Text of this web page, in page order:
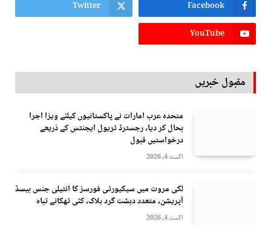
Facebook
Twitter
YouTube
مقبول خبریں
متحدہ عرب امارات نے پاکستانیوں کیلئے ویزا اجرا
بحال کر دیا، رجسٹرڈ ٹریول ایجنٹس کے ذریعے
درخواستیں قبول
اگست 4, 2026
لکی مروت میں سیکیورٹی فورسز کا انٹیلی جنس بیسڈ
آپریشن، متعدد دہشت گرد ہلاک، کئی ٹھکانے تباہ
اگست 4, 2026